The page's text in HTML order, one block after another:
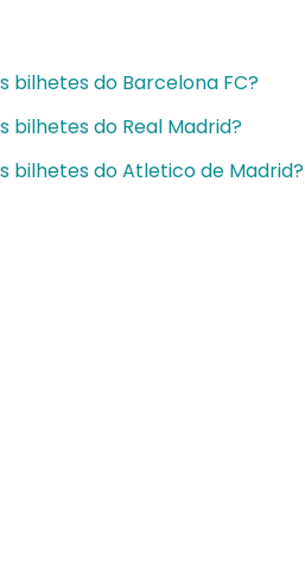
bilhetes do Barcelona FC?
bilhetes do Real Madrid?
bilhetes do Atletico de Madrid?